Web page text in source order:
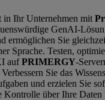
Ihr Unternehmen mit
GenAI-
ermöglichen Sie
Sprache. Testen,
aufPRIMERGY-
Sie das
und erzielen Sie
Kontrolle über Ihre Daten